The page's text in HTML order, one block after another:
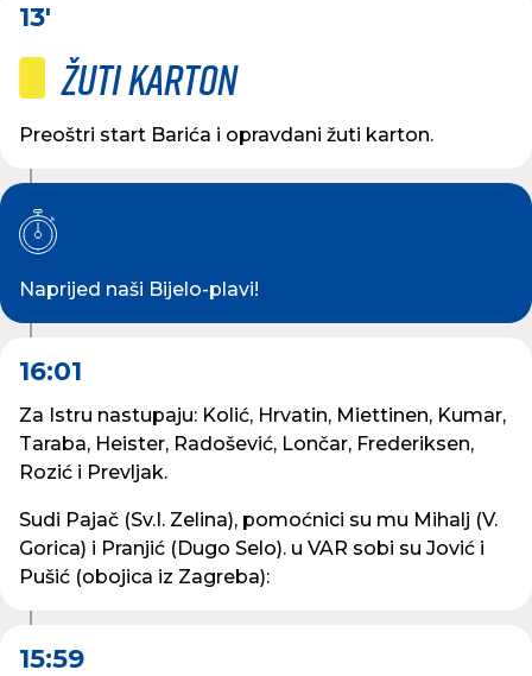
13'
Žuti karton
Preoštri start Barića i opravdani žuti karton.
Naprijed naši Bijelo-plavi!
16:01
Za Istru nastupaju: Kolić, Hrvatin, Miettinen, Kumar,
Taraba, Heister, Radošević, Lončar, Frederiksen,
Rozić i Prevljak.
Sudi Pajač (Sv.I. Zelina), pomoćnici su mu Mihalj (V.
Gorica) i Pranjić (Dugo Selo). u VAR sobi su Jović i
Pušić (obojica iz Zagreba):
15:59